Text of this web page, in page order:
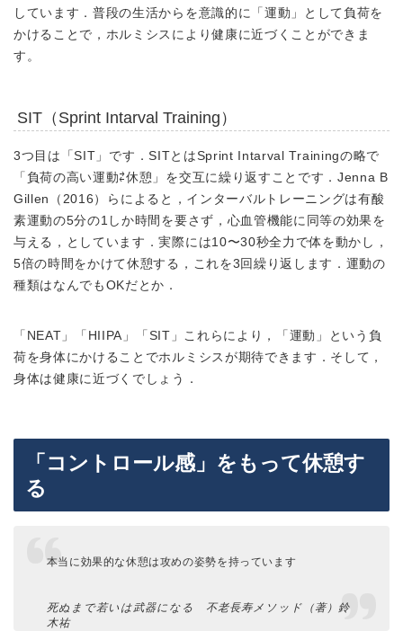
しています．普段の生活からを意識的に「運動」として負荷を
かける ことで，ホルミシスにより健康に近づくことができま
す。
SIT（Sprint Intarval Training）
3つ目は 「SIT」 です．SITとはSprint Intarval Trainingの略で
「負荷の高い運動⇄休憩」を交互に繰り返すことです．Jenna B
Gillen（2016）らによると，インターバルトレーニングは有酸
素運動の5分の1しか時間を要さず，心血管機能に同等の効果を
与える，としています．実際には10〜30秒全力で体を動かし，
5倍の時間をかけて休憩する，これを3回繰り返します．運動の
種類はなんでもOKだとか．
「NEAT」「HIIPA」「SIT」これらにより，「運動」という負
荷を身体にかけることでホルミシスが期待できます． そして，
身体は健康に近づくでしょう．
「コントロール感」をもって休憩す
る
本当に効果的な休憩は攻めの姿勢を持っています
死ぬまで若いは武器になる 不老長寿メソッド（著）鈴
木祐